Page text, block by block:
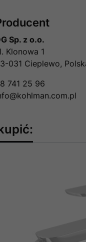
Sp. z o.o.
Klonowa 1
031 Cieplewo,
741 25 96